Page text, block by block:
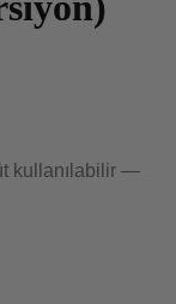
kullanılabilir —